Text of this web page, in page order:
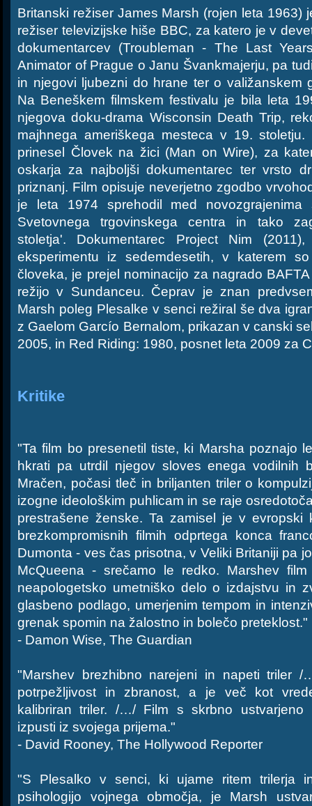
Britanski režiser James Marsh (rojen leta 1963)
režiser televizijske hiše BBC, za katero je v
dokumentarcev (Troubleman - The Last
Animator of Prague o Janu Švankmajerju, pa
in njegovi ljubezni do hrane ter o valižanskem
Na Beneškem filmskem festivalu je bila leta
njegova doku-drama Wisconsin Death Trip,
majhnega ameriškega mesteca v 19.
prinesel Človek na žici (Man on Wire), za
oskarja za najboljši dokumentarec ter vrsto
priznanj. Film opisuje neverjetno zgodbo
je leta 1974 sprehodil med novozgrajenima
Svetovnega trgovinskega centra in tako
stoletja'. Dokumentarec Project Nim
eksperimentu iz sedemdesetih, v katerem
človeka, je prejel nominacijo za nagrado
režijo v Sundanceu. Čeprav je znan
Marsh poleg Plesalke v senci režiral še dva
z Gaelom Garcío Bernalom, prikazan v canski
2005, in Red Riding: 1980, posnet leta 2009 za
Kritike
"Ta film bo presenetil tiste, ki Marsha poznajo
hkrati pa utrdil njegov sloves enega vodilnih
Mračen, počasi tleč in briljanten triler o
izogne ideološkim puhlicam in se raje
prestrašene ženske. Ta zamisel je v evropski
brezkompromisnih filmih odprtega konca
Dumonta - ves čas prisotna, v Veliki Britaniji pa
McQueena - srečamo le redko. Marshev
neapologetsko umetniško delo o izdajstvu in
glasbeno podlago, umerjenim tempom in
grenak spomin na žalostno in bolečo preteklost."
- Damon Wise, The Guardian
"Marshev brezhibno narejeni in napeti triler
potrpežljivost in zbranost, a je več kot
kalibriran triler. /…/ Film s skrbno ustvarjeno
izpusti iz svojega prijema."
- David Rooney, The Hollywood Reporter
"S Plesalko v senci, ki ujame ritem trilerja
psihologijo vojnega območja, je Marsh